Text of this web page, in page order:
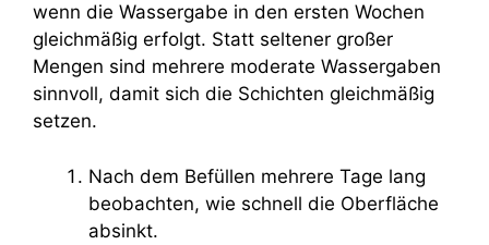
wenn die Wassergabe in den ersten Wochen
gleichmäßig erfolgt. Statt seltener großer
Mengen sind mehrere moderate Wassergaben
sinnvoll, damit sich die Schichten gleichmäßig
setzen.
Nach dem Befüllen mehrere Tage lang
beobachten, wie schnell die Oberfläche
absinkt.